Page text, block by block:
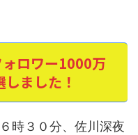
ロワー1000万
ました！
時３０分、佐川深夜